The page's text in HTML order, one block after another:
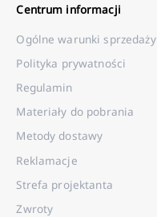
Centrum informacji
Ogólne warunki sprzedaży
Polityka prywatności
Regulamin
Materiały do pobrania
Metody dostawy
Reklamacje
Strefa projektanta
Zwroty